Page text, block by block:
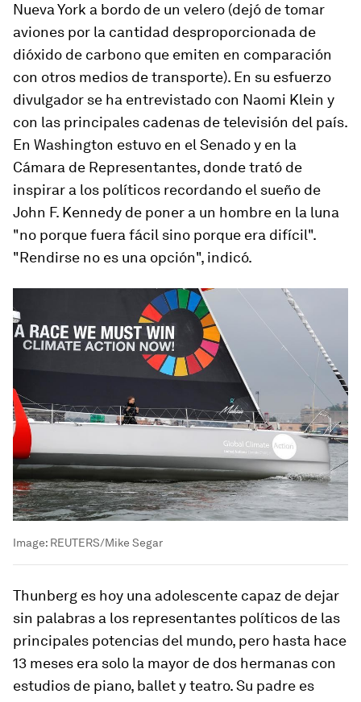
Nueva York a bordo de un velero (dejó de tomar
aviones por la cantidad desproporcionada de
dióxido de carbono que emiten en comparación
con otros medios de transporte). En su esfuerzo
divulgador se ha entrevistado con Naomi Klein y
con las principales cadenas de televisión del país.
En Washington estuvo en el Senado y en la
Cámara de Representantes, donde trató de
inspirar a los políticos recordando el sueño de
John F. Kennedy de poner a un hombre en la luna
"no porque fuera fácil sino porque era difícil".
"Rendirse no es una opción", indicó.
Image: REUTERS/Mike Segar
Thunberg es hoy una adolescente capaz de dejar
sin palabras a los representantes políticos de las
principales potencias del mundo, pero hasta hace
13 meses era solo la mayor de dos hermanas con
estudios de piano, ballet y teatro. Su padre es